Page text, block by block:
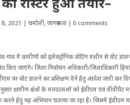
2021 |चमोली,जागरुकता |0 comments
में ग्रामीणों को इलेक्ट्रॉनिक वोटिंग मशीन से वोट
किए जाएंगे। जिला निर्वाचन अधिकारी/जिलाधिकारी
पर वोट डालने का प्रशिक्षण देने हेतु आदेश जारी कर दिए
ग्रामीण क्षेत्रों के मतदाताओं को ईवीएम एवं
करने हेतु यह अभियान चलाया जा रहा है। जिसमें